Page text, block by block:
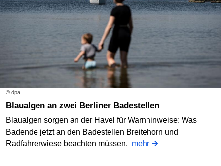
© dpa
Blaualgen an zwei Berliner Badestellen
Blaualgen sorgen an der Havel für Warnhinweise: Was
Badende jetzt an den Badestellen Breitehorn und
Radfahrerwiese beachten müssen. mehr